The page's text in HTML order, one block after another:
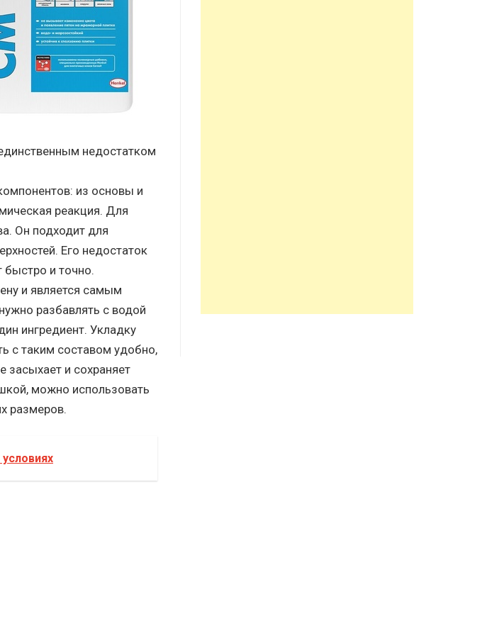
недостатком
из основы и
реакция. Для
Он подходит для
Его недостаток
и точно.
и является самым
разбавлять с водой
ингредиент. Укладку
с таким составом удобно,
засыхает и сохраняет
можно использовать
размеров.